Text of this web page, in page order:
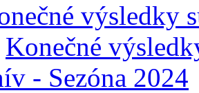
výsledky
Konečné
- Sezóna 2024